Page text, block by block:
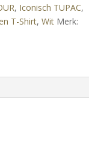
, Iconisch TUPAC,
T-Shirt,Wit Merk: